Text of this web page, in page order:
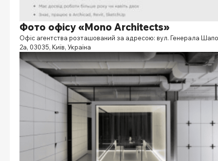
Фото офісу «Mono Architects»
Офіс агентства розташований за адресою: вул. Генерала
2а, 03035, Київ, Україна